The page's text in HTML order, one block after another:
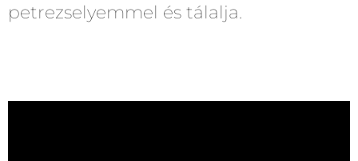
petrezselyemmel és tálalja.